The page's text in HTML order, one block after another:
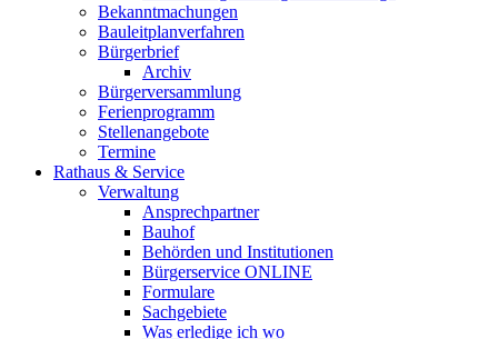
Bekanntmachungen
Bauleitplanverfahren
Bürgerbrief
Archiv
Bürgerversammlung
Ferienprogramm
Stellenangebote
Termine
Rathaus & Service
Verwaltung
Ansprechpartner
Bauhof
Behörden und Institutionen
Bürgerservice ONLINE
Formulare
Sachgebiete
Was erledige ich wo